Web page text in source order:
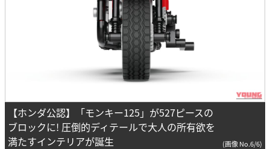
【ホンダ公認】「モンキー125」が527ピースの
ブロックに! 圧倒的ディテールで大人の所有欲を
満たすインテリアが誕生
(画像 No.6/6)